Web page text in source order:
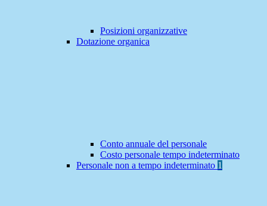
Posizioni organizzative
Dotazione organica
Conto annuale del personale
Costo personale tempo indeterminato
Personale non a tempo indeterminato 1